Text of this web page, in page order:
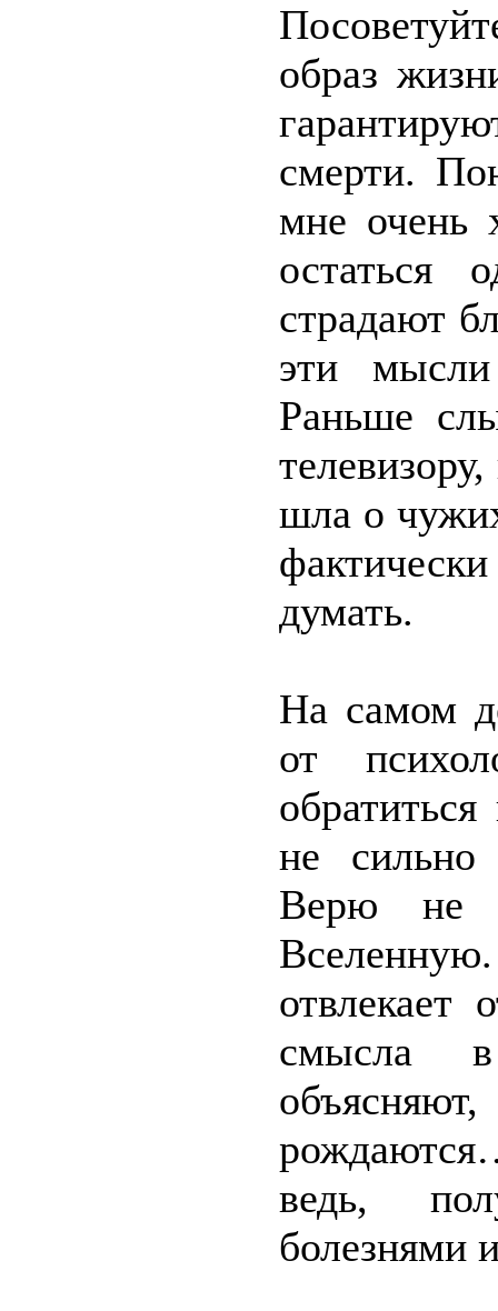
образ
смерти.
мне очень
остаться
страдают
эти
Раньше
шла о
думать.
На самом
от
не
Верю не
смысла
ведь,
болезнями